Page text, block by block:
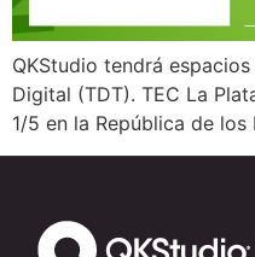
QKStudio tendrá
Digital (TDT). TEC La
1/5 en la República de los